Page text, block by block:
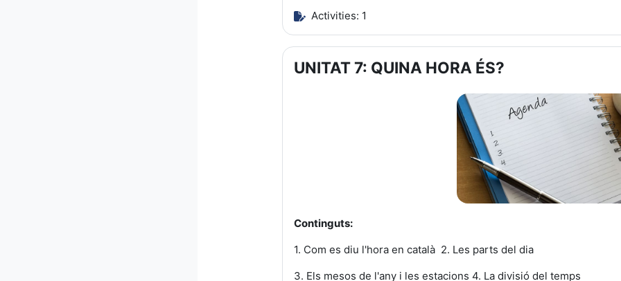
Activities: 1
UNITAT 7: QUINA HORA ÉS?
Continguts:
1. Com es diu l'hora en català 2. Les parts del dia
3. Els mesos de l'any i les estacions 4. La divisió del temps